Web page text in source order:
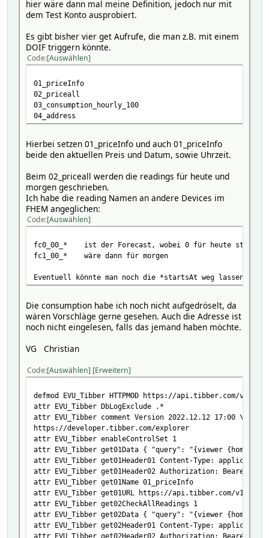
attr EVU_Tibber reading021051JSON
attr EVU_Tibber reading021051Name fc1_05_energy
attr EVU_Tibber reading021052Name fc1_05_startsAt
attr EVU_Tibber reading021053JSON
attr EVU_Tibber reading021053Name fc1_05_tax
attr EVU_Tibber reading021054Name fc1_05_total
attr EVU_Tibber reading021061JSON
attr EVU_Tibber reading021061Name fc1_06_energy
attr EVU_Tibber reading021062JSON
attr EVU_Tibber reading021062Name fc1_06_startsAt
attr EVU_Tibber reading021063Name fc1_06_tax
attr EVU_Tibber reading021064JSON
attr EVU_Tibber reading021071JSON
attr EVU_Tibber reading021071Name fc1_07_energy
attr EVU_Tibber reading021072JSON
attr EVU_Tibber reading021072Name fc1_07_startsAt
attr EVU_Tibber reading021073JSON
attr EVU_Tibber reading021074JSON
attr EVU_Tibber reading021074Name fc1_07_total
attr EVU_Tibber reading021081Name fc1_08_energy
attr EVU_Tibber reading021082JSON
attr EVU_Tibber reading021083JSON
attr EVU_Tibber reading021083Name fc1_08_tax
attr EVU_Tibber reading021084JSON
attr EVU_Tibber reading021091JSON
attr EVU_Tibber reading021092JSON
attr EVU_Tibber reading021093JSON
attr EVU_Tibber reading021093Name fc1_09_tax
attr EVU_Tibber reading021094JSON
attr EVU_Tibber reading021094Name fc1_09_total
attr EVU_Tibber reading021101JSON
attr EVU_Tibber reading021101Name fc1_10_energy
attr EVU_Tibber reading021102JSON
attr EVU_Tibber reading021102Name fc1_10_startsAt
attr EVU_Tibber reading021103JSON
attr EVU_Tibber reading021103Name fc1_10_tax
attr EVU_Tibber reading021104JSON
attr EVU_Tibber reading021104Name fc1_10_total
attr EVU_Tibber reading021111JSON
hier wäre dann mal meine Definition, jedoch nur mit
dem Test Konto ausprobiert.
Es gibt bisher vier get Aufrufe, die man z.B. mit einem
DOIF triggern könnte.
Code Auswählen
01_priceInfo
02_priceall
03_consumption_hourly_100
04_address
Hierbei setzen 01_priceInfo und auch 01_priceInfo
beide den aktuellen Preis und Datum, sowie Uhrzeit.
Beim 02_priceall werden die readings für heute und
morgen geschrieben.
Ich habe die reading Namen an andere Devices im
FHEM angeglichen:
Code Auswählen
fc0_00_* ist der Forecast, wobei 0 für heute steht
fc1_00_* wäre dann für morgen
Eventuell könnte man noch die *startsAt weg lassen,
Die consumption habe ich noch nicht aufgedröselt, da
wären Vorschläge gerne gesehen. Auch die Adresse ist
noch nicht eingelesen, falls das jemand haben möchte.
VG Christian
Code Auswählen Erweitern
defmod EVU_Tibber HTTPMOD https://api.tibber.com/v1-
attr EVU_Tibber DbLogExclude .*
attr EVU_Tibber comment Version 2022.12.12 17:00 \
https://developer.tibber.com/explorer
attr EVU_Tibber enableControlSet 1
attr EVU_Tibber get01Data { "query": "{viewer
attr EVU_Tibber get01Header01 Content-Type:
attr EVU_Tibber get01Header02 Authorization: Bearer
attr EVU_Tibber get01Name 01_priceInfo
attr EVU_Tibber get01URL https://api.tibber.com/v1-
attr EVU_Tibber get02CheckAllReadings 1
attr EVU_Tibber get02Data { "query": "{viewer
attr EVU_Tibber get02Header01 Content-Type:
attr EVU_Tibber get02Header02 Authorization: Bearer